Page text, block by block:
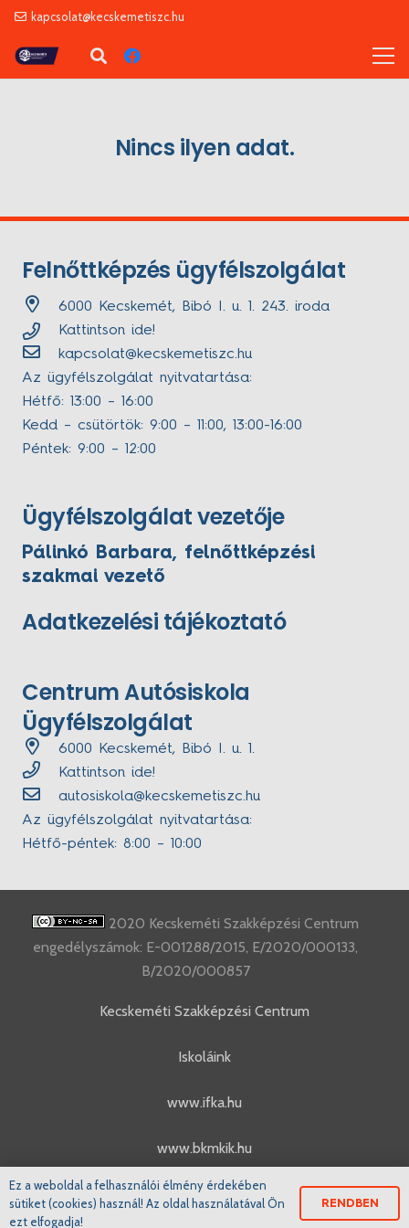
kapcsolat@kecskemetiszc.hu
Nincs ilyen adat.
Felnőttképzés ügyfélszolgálat
6000 Kecskemét, Bibó I. u. 1. 243. iroda
Kattintson ide!
kapcsolat@kecskemetiszc.hu
Az ügyfélszolgálat nyitvatartása:
Hétfő: 13:00 – 16:00
Kedd – csütörtök: 9:00 – 11:00, 13:00-16:00
Péntek: 9:00 – 12:00
Ügyfélszolgálat vezetője
Pálinkó Barbara, felnőttképzési
szakmai vezető
Adatkezelési tájékoztató
Centrum Autósiskola
Ügyfélszolgálat
6000 Kecskemét, Bibó I. u. 1.
Kattintson ide!
autosiskola@kecskemetiszc.hu
Az ügyfélszolgálat nyitvatartása:
Hétfő-péntek: 8:00 – 10:00
2020 Kecskeméti Szakképzési Centrum
engedélyszámok: E-001288/2015, E/2020/000133,
B/2020/000857
Kecskeméti Szakképzési Centrum
Iskoláink
www.ifka.hu
www.bkmkik.hu
www.szakkepzes.ifka.hu
Ez a weboldal a felhasználói élmény érdekében
sütiket (cookies) használ! Az oldal használatával Ön
ezt elfogadja!
RENDBEN